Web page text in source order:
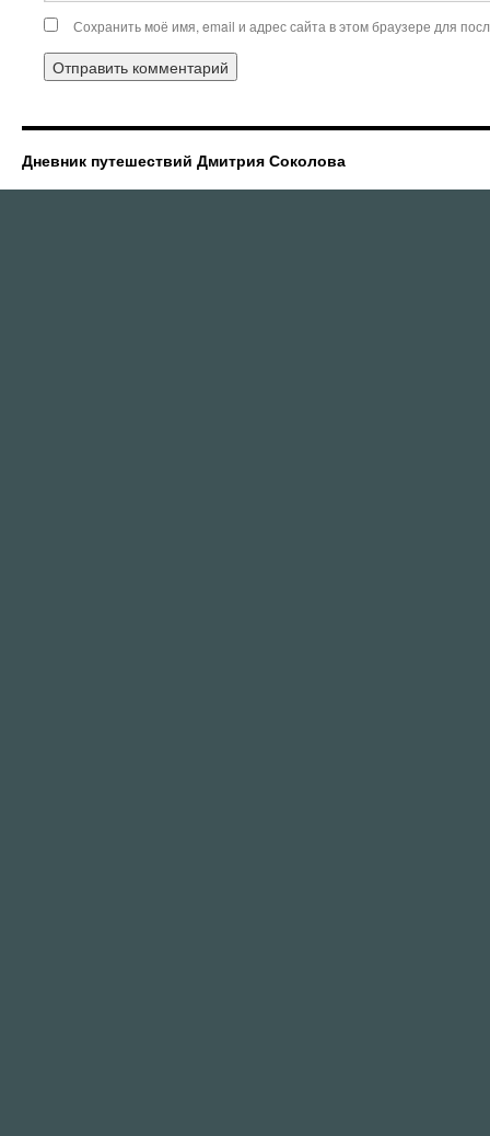
Сохранить моё имя, email и адрес сайта в этом браузере для
Дневник путешествий Дмитрия Соколова